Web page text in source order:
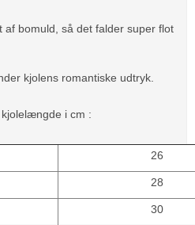
bomuld, så det falder super flot
kjolens romantiske udtryk.
i cm :
26
28
30